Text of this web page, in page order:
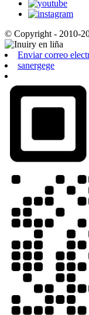
© Copyright - 2010-
Enviar correo
sanergege